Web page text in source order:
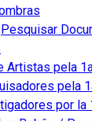
Pesquisar
Artistas pela
pela
por la